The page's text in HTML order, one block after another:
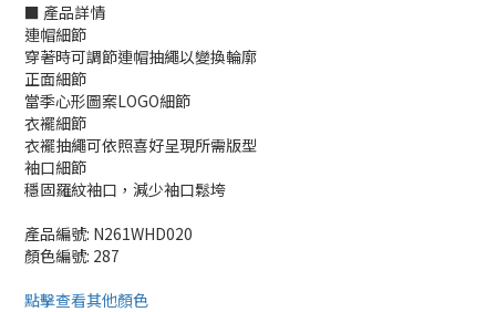
■ 產品詳情
連帽細節
穿著時可調節連帽抽繩以變換輪廓
正面細節
當季心形圖案LOGO細節
衣襬細節
衣襬抽繩可依照喜好呈現所需版型
袖口細節
穩固羅紋袖口，減少袖口鬆垮
產品編號: N261WHD020
顏色編號: 287
點擊查看其他顏色